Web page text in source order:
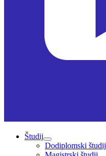
Študij
Dodiplomski študij